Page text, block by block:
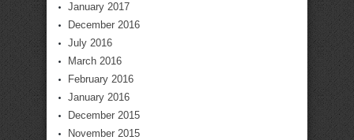
January 2017
December 2016
July 2016
March 2016
February 2016
January 2016
December 2015
November 2015